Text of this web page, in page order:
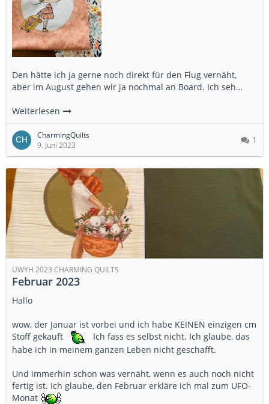
Den hätte ich ja gerne noch direkt für den Flug vernäht,
aber im August gehen wir ja nochmal an Board. Ich seh…
Weiterlesen
CharmingQuilts
9. Juni 2023
1
UWYH 2023 CHARMING QUILTS
Februar 2023
Hallo
wow, der Januar ist vorbei und ich habe KEINEN einzigen cm
Stoff gekauft
Ich fass es selbst nicht. Ich glaube, das
habe ich in meinem ganzen Leben nicht geschafft.
Und immerhin schon was vernäht, wenn es auch noch nicht
fertig ist. Ich glaube, den Februar erkläre ich mal zum UFO-
Monat